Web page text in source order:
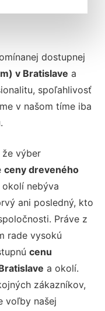
dostupnej
v Bratislave a
spoľahlivosť
v našom tíme iba
že výber
ceny dreveného
okolí nebýva
ani posledný, kto
Práve z
rade vysokú
cenu
a okolí.
zákazníkov,
voľby našej